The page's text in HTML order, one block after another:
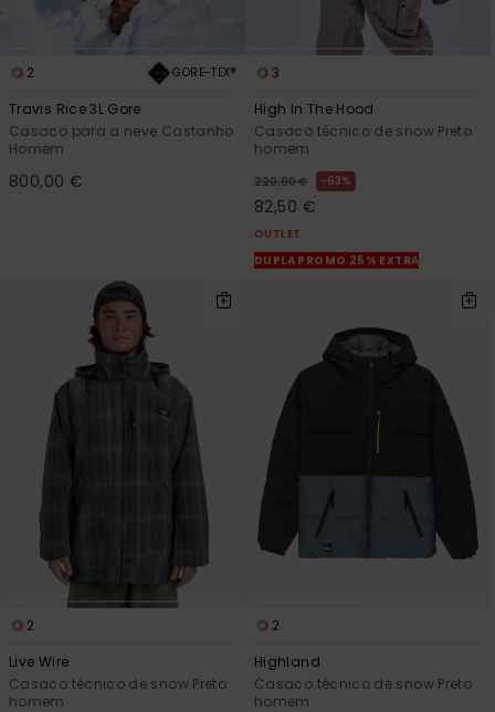
2 GORE-TEX®
Travis Rice 3L Gore
Casaco para a neve Castanho
Homem
800,00 €
3
High In The Hood
Casaco técnico de snow Preto
homem
220,00 € 63%
82,50 €
OUTLET
DUPLA PROMO 25% EXTRA
2
Live Wire
Casaco técnico de snow Preto
homem
2
Highland
Casaco técnico de snow Preto
homem